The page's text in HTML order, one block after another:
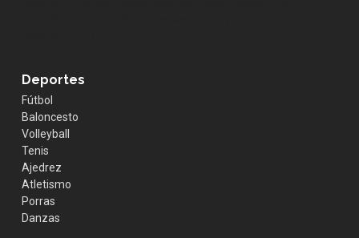
Deportes
Fútbol
Baloncesto
Volleyball
Tenis
Ajedrez
Atletismo
Porras
Danzas